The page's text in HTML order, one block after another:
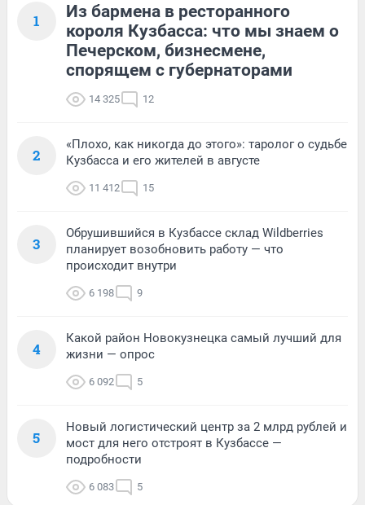
1
Из бармена в ресторанного
короля Кузбасса: что мы знаем о
Печерском, бизнесмене,
спорящем с губернаторами
14 325 12
2
«Плохо, как никогда до этого»: таролог о судьбе
Кузбасса и его жителей в августе
11 412 15
3
Обрушившийся в Кузбассе склад Wildberries
планирует возобновить работу — что
происходит внутри
6 198 9
4
Какой район Новокузнецка самый лучший для
жизни — опрос
6 092 5
5
Новый логистический центр за 2 млрд рублей и
мост для него отстроят в Кузбассе —
подробности
6 083 5